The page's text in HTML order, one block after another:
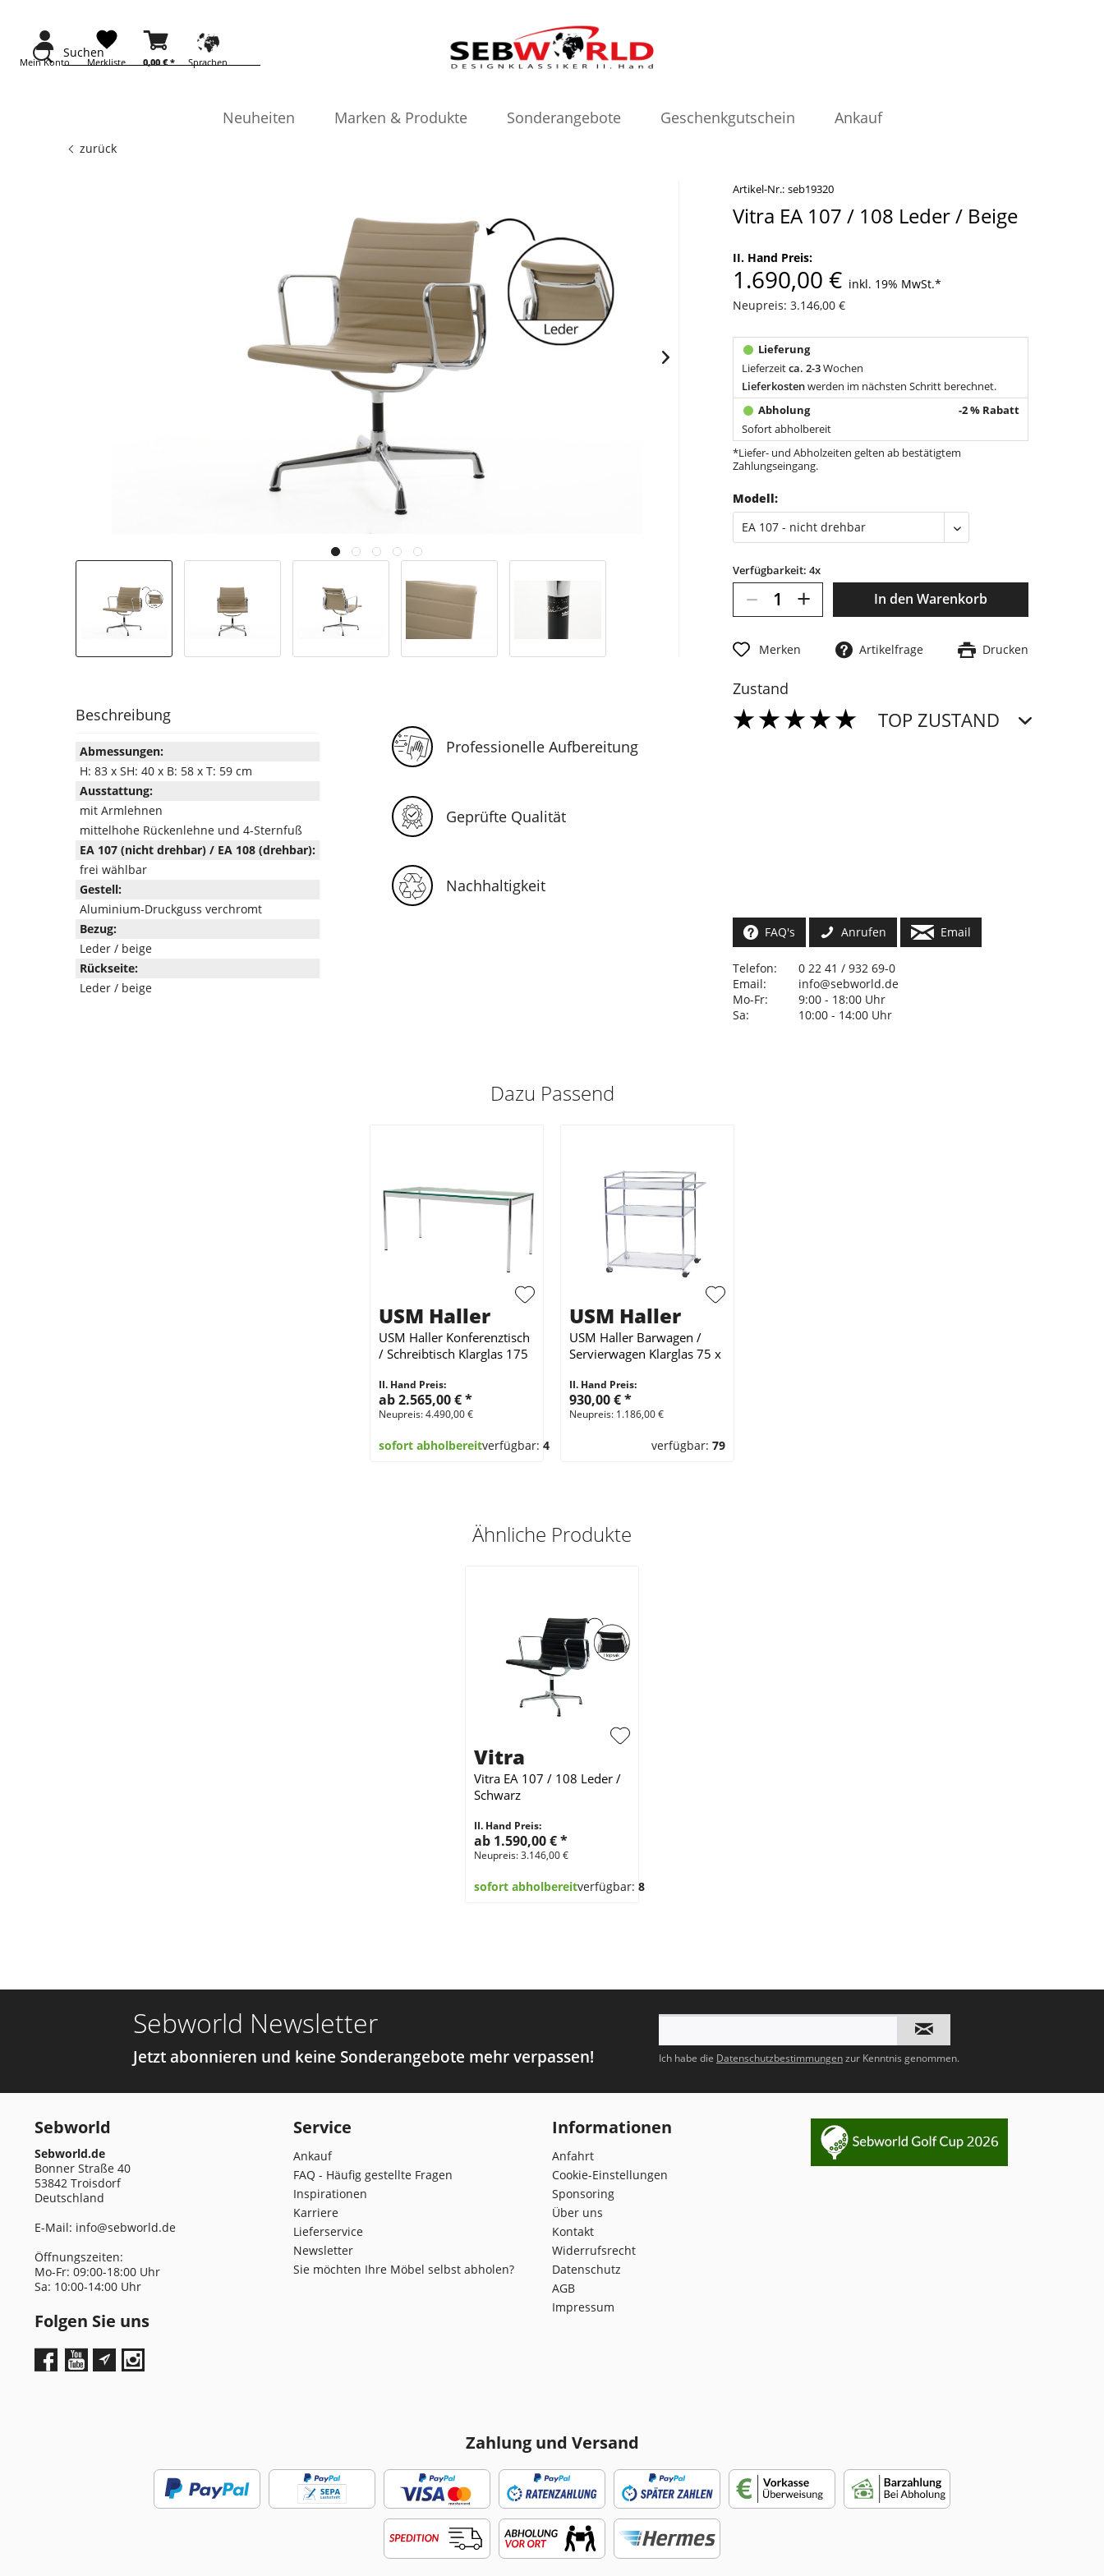
Suchen
Mein Konto 0,00 €*
Merkliste Sprachen
Neuheiten Marken & Produkte Sonderangebote Geschenkgutschein Ankauf
zurück
Artikel-Nr.: seb19320
Vitra EA 107 / 108 Leder / Beige
II. Hand Preis:
1.690,00 € inkl. 19% MwSt.*
Neupreis: 3.146,00 €
Lieferzeitca. 2-3Wochen
Lieferkostenwerden im nächsten Schritt berechnet.
-2 % Rabatt
Sofort abholbereit
*Liefer- und Abholzeiten gelten ab bestätigtem
Zahlungseingang.
Modell:
Verfügbarkeit: 4x
– + In den Warenkorb
Merken Artikelfrage Drucken
Zustand
TOP ZUSTAND
Beschreibung
Abmessungen:
H: 83 x SH: 40 x B: 58 x T: 59 cm
Ausstattung:
mit Armlehnen
mittelhohe Rückenlehne und 4-Sternfuß
EA 107 (nicht drehbar) / EA 108 (drehbar):
frei wählbar
Gestell:
Aluminium-Druckguss verchromt
Bezug:
Leder / beige
Rückseite:
Leder / beige
Professionelle Aufbereitung
Geprüfte Qualität
Nachhaltigkeit
FAQ's Anrufen Email
Telefon:
0 22 41 / 932 69-0
Email:
info@sebworld.de
Mo-Fr:
9:00 - 18:00 Uhr
Sa:
10:00 - 14:00 Uhr
Dazu Passend
USM Haller
USM Haller Konferenztisch
/ Schreibtisch Klarglas 175
II. Hand Preis:
ab 2.565,00 €*
Neupreis: 4.490,00 €
sofort abholbereitverfügbar: 4
USM Haller
USM Haller Barwagen /
Servierwagen Klarglas 75 x
II. Hand Preis:
930,00 €*
Neupreis: 1.186,00 €
verfügbar: 79
Ähnliche Produkte
Vitra
Vitra EA 107 / 108 Leder /
Schwarz
II. Hand Preis:
ab 1.590,00 €*
Neupreis: 3.146,00 €
sofort abholbereitverfügbar: 8
Sebworld Newsletter
Jetzt abonnieren und keine Sonderangebote mehr verpassen! Ich habe die Datenschutzbestimmungenzur Kenntnis genommen.
Sebworld
Sebworld.de
Bonner Straße 40
53842 Troisdorf
Deutschland
E-Mail: info@sebworld.de
Öffnungszeiten:
Mo-Fr: 09:00-18:00 Uhr
Sa: 10:00-14:00 Uhr
Folgen Sie uns
Service
Ankauf
FAQ - Häufig gestellte Fragen
Inspirationen
Karriere
Lieferservice
Newsletter
Sie möchten Ihre Möbel selbst abholen?
Informationen
Anfahrt
Cookie-Einstellungen
Sponsoring
Über uns
Kontakt
Widerrufsrecht
Datenschutz
AGB
Impressum
Zahlung und Versand